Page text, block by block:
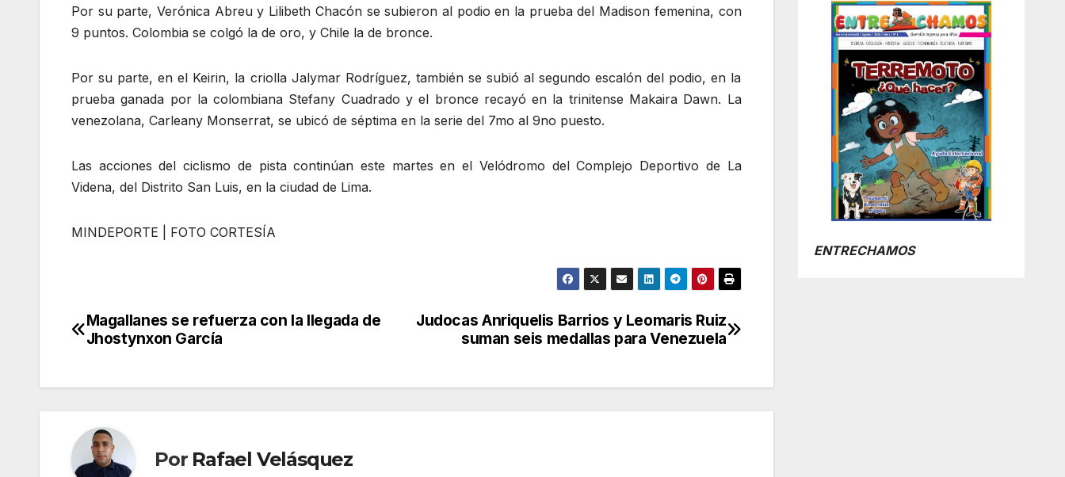
Por su parte, Verónica Abreu y Lilibeth Chacón se subieron al podio en la prueba del Madison femenina, con
9 puntos. Colombia se colgó la de oro, y Chile la de bronce.
Por su parte, en el Keirin, la criolla Jalymar Rodríguez, también se subió al segundo escalón del podio, en la
prueba ganada por la colombiana Stefany Cuadrado y el bronce recayó en la trinitense Makaira Dawn. La
venezolana, Carleany Monserrat, se ubicó de séptima en la serie del 7mo al 9no puesto.
Las acciones del ciclismo de pista continúan este martes en el Velódromo del Complejo Deportivo de La
Videna, del Distrito San Luis, en la ciudad de Lima.
MINDEPORTE | FOTO CORTESÍA
Navegación
entradas
Judocas Anriquelis Barrios y Leomaris Ruiz
suman seis medallas para Venezuela
Magallanes se refuerza con la llegada de
Jhostynxon García
Por Rafael Velásquez
ENTRECHAMOS